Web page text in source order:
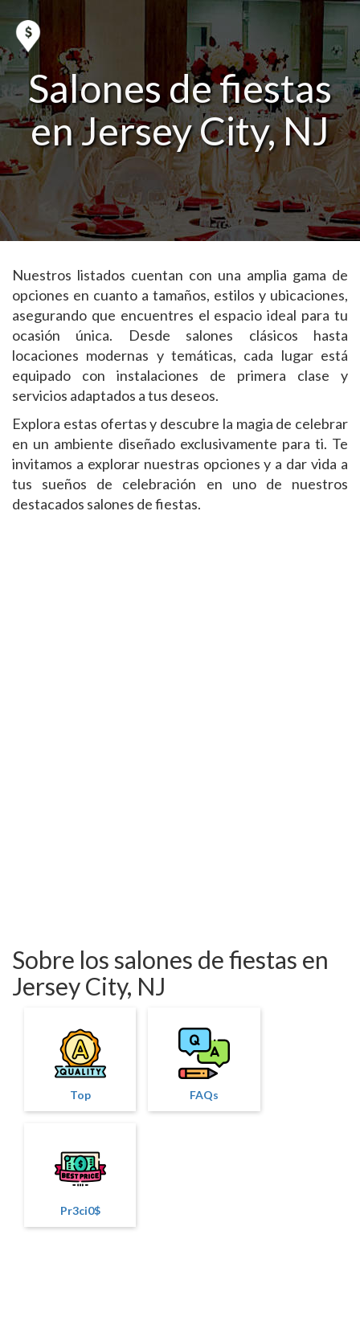
Salones de fiestas
en Jersey City, NJ
Nuestros listados cuentan con una amplia gama de
opciones en cuanto a tamaños, estilos y ubicaciones,
asegurando que encuentres el espacio ideal para tu
ocasión única. Desde salones clásicos hasta
locaciones modernas y temáticas, cada lugar está
equipado con instalaciones de primera clase y
servicios adaptados a tus deseos.
Explora estas ofertas y descubre la magia de celebrar
en un ambiente diseñado exclusivamente para ti. Te
invitamos a explorar nuestras opciones y a dar vida a
tus sueños de celebración en uno de nuestros
destacados salones de fiestas.
Sobre los salones de fiestas en
Jersey City, NJ
Top FAQs
Pr3ci0$